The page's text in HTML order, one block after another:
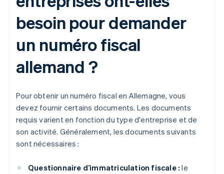
besoin pour demander
un numéro fiscal
allemand ?
Pour obtenir un numéro fiscal en Allemagne, vous
devez fournir certains documents. Les documents
requis varient en fonction du type d'entreprise et de
son activité. Généralement, les documents suivants
sont nécessaires :
Questionnaire d’immatriculation fiscale : le